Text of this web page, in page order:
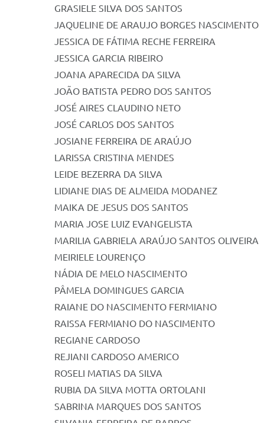
GRASIELE SILVA DOS SANTOS
JAQUELINE DE ARAUJO BORGES NASCIMENTO
JESSICA DE FÁTIMA RECHE FERREIRA
JESSICA GARCIA RIBEIRO
JOANA APARECIDA DA SILVA
JOÃO BATISTA PEDRO DOS SANTOS
JOSÉ AIRES CLAUDINO NETO
JOSÉ CARLOS DOS SANTOS
JOSIANE FERREIRA DE ARAÚJO
LARISSA CRISTINA MENDES
LEIDE BEZERRA DA SILVA
LIDIANE DIAS DE ALMEIDA MODANEZ
MAIKA DE JESUS DOS SANTOS
MARIA JOSE LUIZ EVANGELISTA
MARILIA GABRIELA ARAÚJO SANTOS OLIVEIRA
MEIRIELE LOURENÇO
NÁDIA DE MELO NASCIMENTO
PÂMELA DOMINGUES GARCIA
RAIANE DO NASCIMENTO FERMIANO
RAISSA FERMIANO DO NASCIMENTO
REGIANE CARDOSO
REJIANI CARDOSO AMERICO
ROSELI MATIAS DA SILVA
RUBIA DA SILVA MOTTA ORTOLANI
SABRINA MARQUES DOS SANTOS